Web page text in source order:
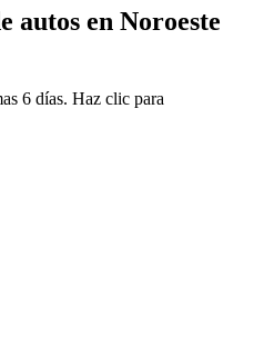
autos en Noroeste
6 días. Haz clic para